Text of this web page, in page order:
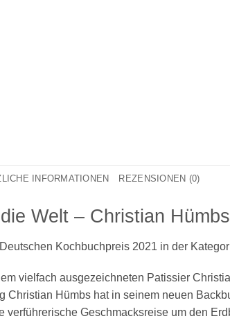
INFORMATIONEN REZENSIONEN (0)
Welt – Christian Hümbs
Kochbuchpreis 2021 in der
vielfach ausgezeichneten Pa­tis­si­er
Christian Hümbs hat in seinem neuen
verführerische Geschmacksreise um den